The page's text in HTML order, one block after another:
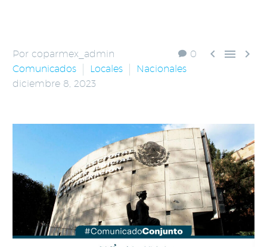
0   
Por coparmex_admin
Comunicados
Locales
Nacionales
diciembre 8, 2023